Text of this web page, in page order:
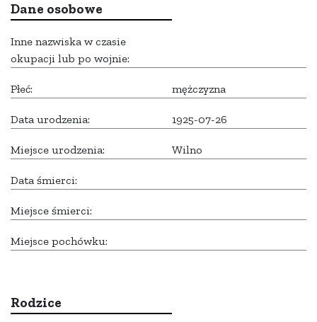
Dane osobowe
Inne nazwiska w czasie
okupacji lub po wojnie:
Płeć: mężczyzna
Data urodzenia: 1925-07-26
Miejsce urodzenia: Wilno
Data śmierci:
Miejsce śmierci:
Miejsce pochówku:
Rodzice